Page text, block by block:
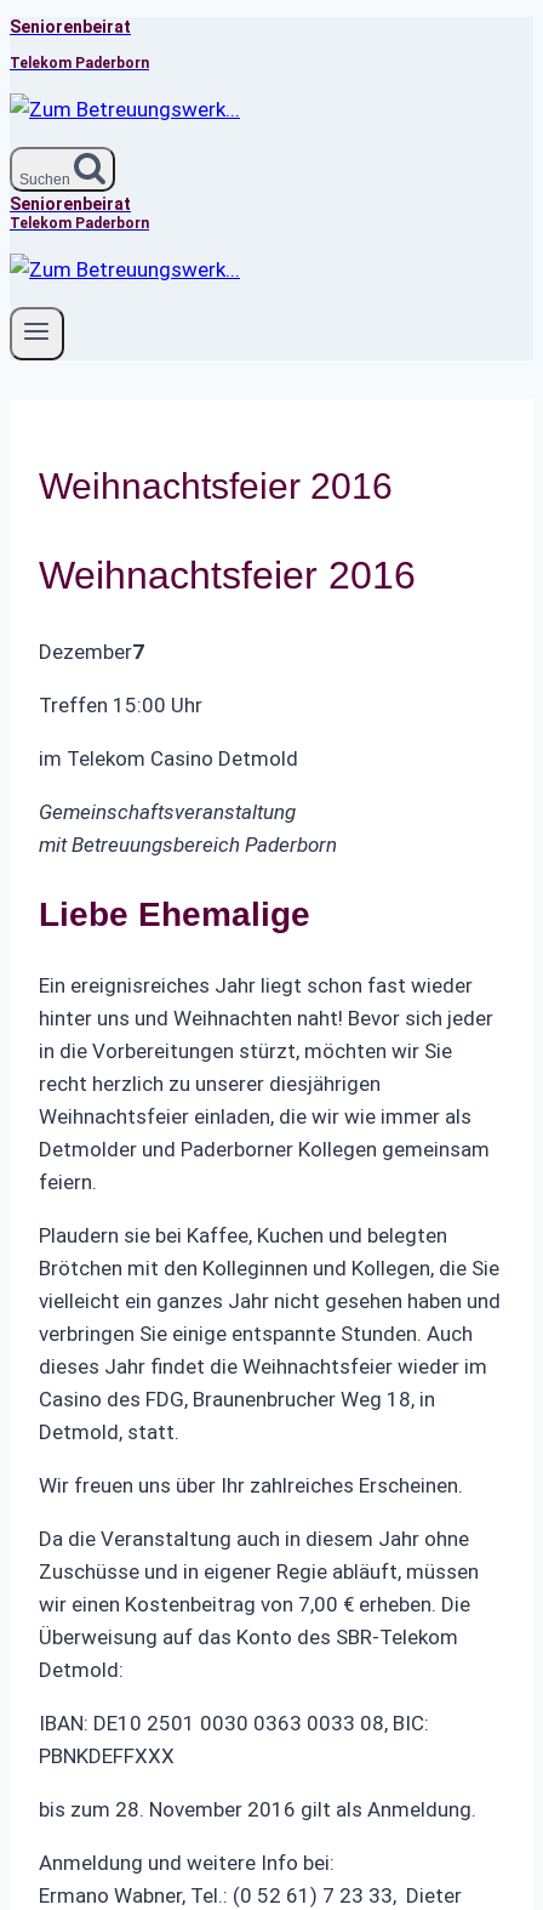
Zum
Inhalt
springen
Seniorenbeirat
Telekom Paderborn
Suchen
Seniorenbeirat
Telekom Paderborn
Weihnachtsfeier 2016
Weihnachtsfeier 2016
Dezember7
Treffen 15:00 Uhr
im Telekom Casino Detmold
Gemeinschaftsveranstaltung
mit Betreuungsbereich Paderborn
Liebe Ehemalige
Ein ereignisreiches Jahr liegt schon fast wieder
hinter uns und Weihnachten naht! Bevor sich jeder
in die Vorbereitungen stürzt, möchten wir Sie
recht herzlich zu unserer diesjährigen
Weihnachtsfeier einladen, die wir wie immer als
Detmolder und Paderborner Kollegen gemeinsam
feiern.
Plaudern sie bei Kaffee, Kuchen und belegten
Brötchen mit den Kolleginnen und Kollegen, die Sie
vielleicht ein ganzes Jahr nicht gesehen haben und
verbringen Sie einige entspannte Stunden. Auch
dieses Jahr findet die Weihnachtsfeier wieder im
Casino des FDG, Braunenbrucher Weg 18, in
Detmold, statt.
Wir freuen uns über Ihr zahlreiches Erscheinen.
Da die Veranstaltung auch in diesem Jahr ohne
Zuschüsse und in eigener Regie abläuft, müssen
wir einen Kostenbeitrag von 7,00 € erheben. Die
Überweisung auf das Konto des SBR-Telekom
Detmold:
IBAN: DE10 2501 0030 0363 0033 08, BIC:
PBNKDEFFXXX
bis zum 28. November 2016 gilt als Anmeldung.
Anmeldung und weitere Info bei:
Ermano Wabner, Tel.: (0 52 61) 7 23 33, Dieter